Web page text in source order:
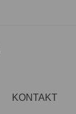
KONTAKT